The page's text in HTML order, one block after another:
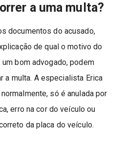
a uma multa?
documentos do acusado,
de qual o motivo do
bom advogado, podem
a multa. A especialista Erica
só é anulada por
erro na cor do veículo ou
da placa do veículo.